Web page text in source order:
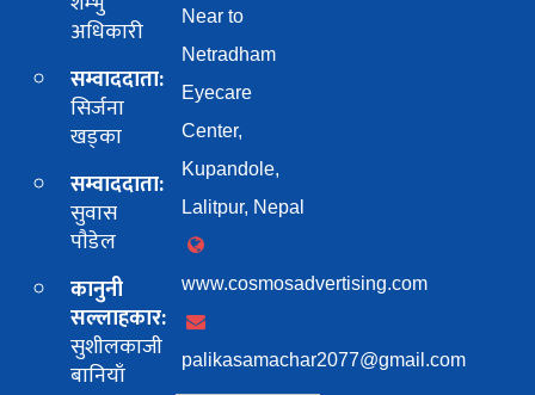
अधिकारी
सम्वाददाता:
सिर्जना
खड्का
सम्वाददाता:
सुवास
पाैडेल
कानुनी
सल्लाहकार:
सुशीलकाजी
बानियाँ
Near to
Netradham
Eyecare
Center,
Kupandole,
Lalitpur, Nepal
www.cosmosadvertising.com
palikasamachar2077@gmail.com